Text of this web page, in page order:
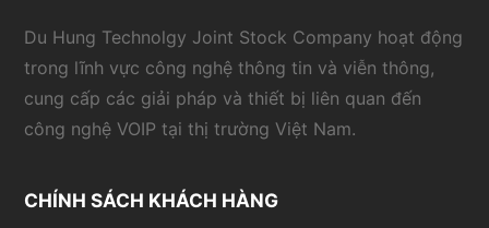
Du Hung Technolgy Joint Stock Company hoạt động
trong lĩnh vực công nghệ thông tin và viễn thông,
cung cấp các giải pháp và thiết bị liên quan đến
công nghệ VOIP tại thị trường Việt Nam.
CHÍNH SÁCH KHÁCH HÀNG